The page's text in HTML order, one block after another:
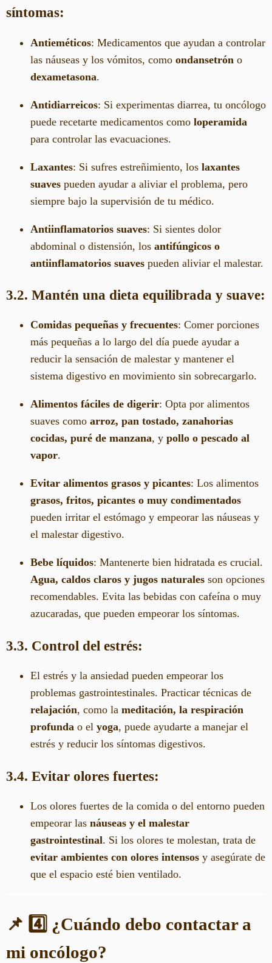
síntomas:
Antieméticos: Medicamentos que ayudan a controlar
las náuseas y los vómitos, como ondansetrón o
dexametasona.
Antidiarreicos: Si experimentas diarrea, tu oncólogo
puede recetarte medicamentos como loperamida
para controlar las evacuaciones.
Laxantes: Si sufres estreñimiento, los laxantes
suaves pueden ayudar a aliviar el problema, pero
siempre bajo la supervisión de tu médico.
Antiinflamatorios suaves: Si sientes dolor
abdominal o distensión, los antifúngicos o
antiinflamatorios suaves pueden aliviar el malestar.
3.2. Mantén una dieta equilibrada y suave:
Comidas pequeñas y frecuentes: Comer porciones
más pequeñas a lo largo del día puede ayudar a
reducir la sensación de malestar y mantener el
sistema digestivo en movimiento sin sobrecargarlo.
Alimentos fáciles de digerir: Opta por alimentos
suaves como arroz, pan tostado, zanahorias
cocidas, puré de manzana, y pollo o pescado al
vapor.
Evitar alimentos grasos y picantes: Los alimentos
grasos, fritos, picantes o muy condimentados
pueden irritar el estómago y empeorar las náuseas y
el malestar digestivo.
Bebe líquidos: Mantenerte bien hidratada es crucial.
Agua, caldos claros y jugos naturales son opciones
recomendables. Evita las bebidas con cafeína o muy
azucaradas, que pueden empeorar los síntomas.
3.3. Control del estrés:
El estrés y la ansiedad pueden empeorar los
problemas gastrointestinales. Practicar técnicas de
relajación, como la meditación, la respiración
profunda o el yoga, puede ayudarte a manejar el
estrés y reducir los síntomas digestivos.
3.4. Evitar olores fuertes:
Los olores fuertes de la comida o del entorno pueden
empeorar las náuseas y el malestar
gastrointestinal. Si los olores te molestan, trata de
evitar ambientes con olores intensos y asegúrate de
que el espacio esté bien ventilado.
📌 4️⃣ ¿Cuándo debo contactar a
mi oncólogo?